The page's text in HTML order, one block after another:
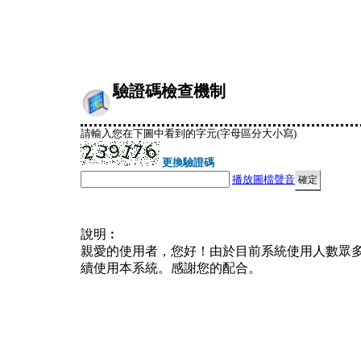
驗證碼檢查機制
請輸入您在下圖中看到的字元(字母區分大小寫)
更換驗證碼
播放圖檔聲音
說明︰
親愛的使用者，您好！由於目前系統使用人數眾
續使用本系統。感謝您的配合。